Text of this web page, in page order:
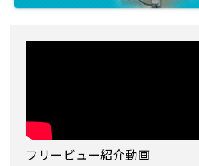
フリービュー紹介動画